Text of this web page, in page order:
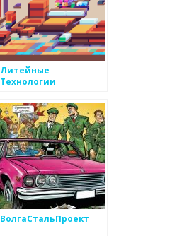
Литейные
Технологии
ВолгаСтальПроект